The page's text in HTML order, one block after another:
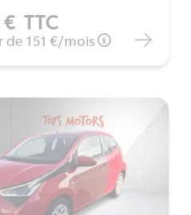
TTC
de 151 €/mois